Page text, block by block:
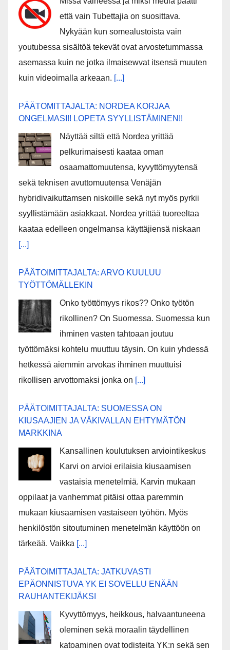
että vain Tubettajia on suosittava.
Nykyään kun somealustoista vain
youtubessa sisältöä tekevät ovat arvostetummassa
asemassa kuin ne jotka ilmaisewvat itsensä muuten
kuin videoimalla arkeaan. [...]
PÄÄTOMITTAJALTA: NORDEA KORJAA
ONGELMASI!! LOPETA SYYLLISTÄMINEN!!
Näyttää siltä että Nordea yrittää
pelkurimaisesti kaataa oman
osaamattomuutensa, kyvyttömyytensä
sekä teknisen avuttomuutensa Venäjän
hybridivaikuttamsen niskoille sekä nyt myös pyrkii
syyllistämään asiakkaat. Nordea yrittää tuoreeltaa
kaataa edelleen ongelmansa käyttäjiensä niskaan
[...]
PÄÄTOIMITTAJALTA: ARVO KUULUU
TYÖTTÖMÄLLEKIN
Onko työttömyys rikos?? Onko työtön
rikollinen? On Suomessa. Suomessa kun
ihminen vasten tahtoaan joutuu
työttömäksi kohtelu muuttuu täysin. On kuin yhdessä
hetkessä aiemmin arvokas ihminen muuttuisi
rikollisen arvottomaksi jonka on [...]
PÄÄTOIMITTAJALTA: SUOMESSA ON
KIUSAAJIEN JA VÄKIVALLAN EHTYMÄTÖN
MARKKINA
Kansallinen koulutuksen arviointikeskus
Karvi on arvioi erilaisia kiusaamisen
vastaisia menetelmiä. Karvin mukaan
oppilaat ja vanhemmat pitäisi ottaa paremmin
mukaan kiusaamisen vastaiseen työhön. Myös
henkilöstön sitoutuminen menetelmän käyttöön on
tärkeää. Vaikka [...]
PÄÄTOIMITTAJALTA: JATKUVASTI
EPÄONNISTUVA YK EI SOVELLU ENÄÄN
RAUHANTEKIJÄKSI
Kyvyttömyys, heikkous, halvaantuneena
oleminen sekä moraalin täydellinen
katoaminen ovat todisteita YK:n sekä sen